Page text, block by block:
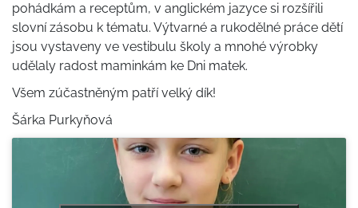
pohádkám a receptům, v anglickém jazyce si rozšířili
slovní zásobu k tématu. Výtvarné a rukodělné práce dětí
jsou vystaveny ve vestibulu školy a mnohé výrobky
udělaly radost maminkám ke Dni matek.
Všem zúčastněným patří velký dík!
Šárka Purkyňová